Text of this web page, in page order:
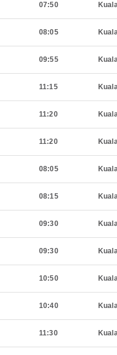
07:50
08:05
09:55
11:15
11:20
11:20
08:05
08:15
09:30
09:30
10:50
10:40
11:30